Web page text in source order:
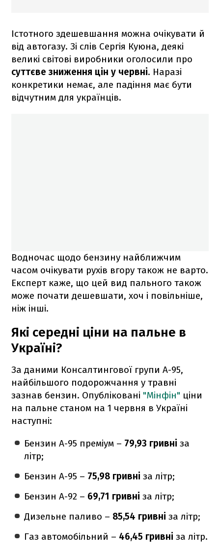
Істотного здешевшання можна очікувати й
від автогазу. Зі слів Сергія Куюна, деякі
великі світові виробники оголосили про
суттєве зниження цін у червні. Наразі
конкретики немає, але падіння має бути
відчутним для українців.
Водночас щодо бензину найближчим
часом очікувати рухів вгору також не варто.
Експерт каже, що цей вид пального також
може почати дешевшати, хоч і повільніше,
ніж інші.
Які середні ціни на пальне в
Україні?
За даними Консалтингової групи А-95,
найбільшого подорожчання у травні
зазнав бензин. Опубліковані "Мінфін" ціни
на пальне станом на 1 червня в Україні
наступні:
Бензин А-95 преміум – 79,93 гривні за
літр;
Бензин А-95 – 75,98 гривніза літр;
Бензин А-92 – 69,71 гривніза літр;
Дизельне паливо – 85,54 гривні за літр;
Газ авто­мобільний – 46,45 гривніза літр.